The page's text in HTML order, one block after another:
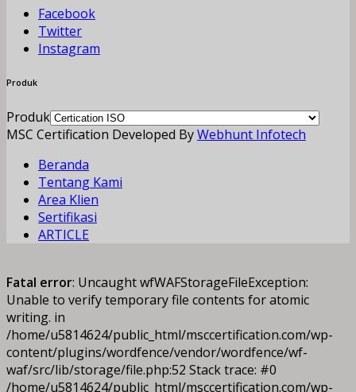
Facebook
Twitter
Instagram
Produk
Produk
MSC Certification Developed ByWebhunt Infotech
Beranda
Tentang Kami
Area Klien
Sertifikasi
ARTICLE
Fatal error: Uncaught wfWAFStorageFileException:
Unable to verify temporary file contents for atomic
writing. in
/home/u5814624/public_html/msccertification.com/wp-
content/plugins/wordfence/vendor/wordfence/wf-
waf/src/lib/storage/file.php:52 Stack trace: #0
/home/u5814624/public_html/msccertification.com/wp-